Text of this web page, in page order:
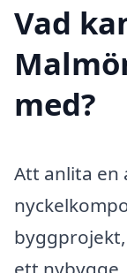
Vad
med?
Att anlita en